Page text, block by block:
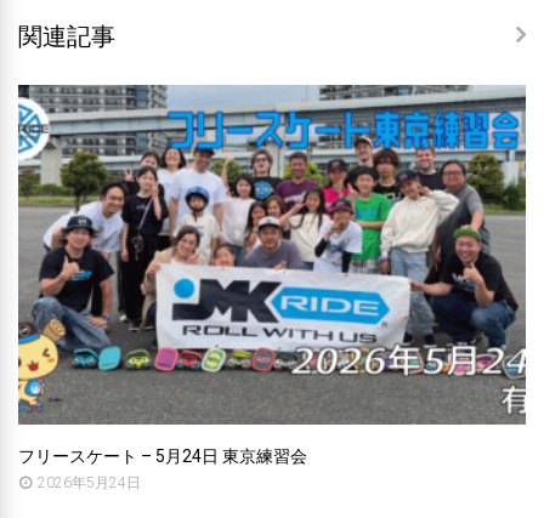
関連記事
フリースケート – 5月24日 東京練習会
2026年5月24日